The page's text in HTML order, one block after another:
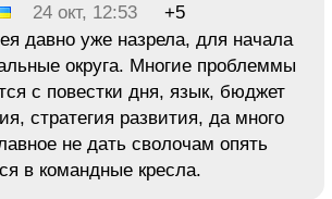
24 окт, 12:53
+5
давно уже назрела, для начала
округа. Многие проблеммы
с повестки дня, язык, бюджет
стратегия развития, да много
не дать сволочам опять
в командные кресла.